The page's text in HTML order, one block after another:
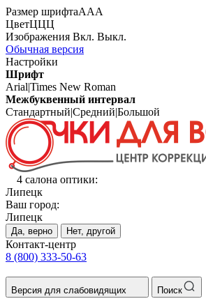
Размер шрифтаААА
ЦветЦЦЦ
Изображения Вкл. Выкл.
Обычная версия
Настройки
Шрифт
Arial|Times New Roman
Межбуквенный интервал
Стандартный|Средний|Большой
4 салона оптики:
Липецк
Ваш город:
Липецк
Да, верно Нет, другой
Контакт-центр
8 (800) 333-50-63
Версия для слабовидящих Поиск